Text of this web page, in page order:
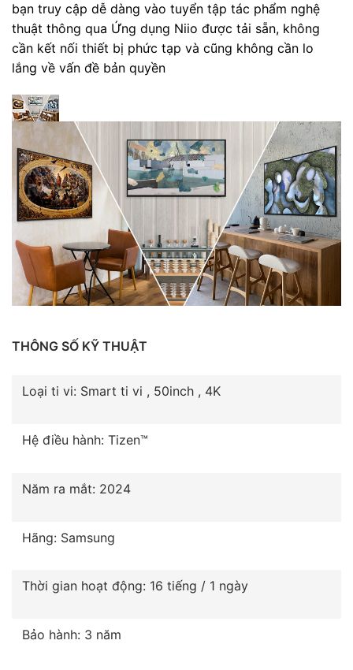
bạn truy cập dễ dàng vào tuyển tập tác phẩm nghệ
thuật thông qua Ứng dụng Niio được tải sẵn, không
cần kết nối thiết bị phức tạp và cũng không cần lo
lắng về vấn đề bản quyền
THÔNG SỐ KỸ THUẬT
Loại ti vi: Smart ti vi , 50inch , 4K
Hệ điều hành: Tizen™
Năm ra mắt: 2024
Hãng: Samsung
Thời gian hoạt động: 16 tiếng / 1 ngày
Bảo hành: 3 năm